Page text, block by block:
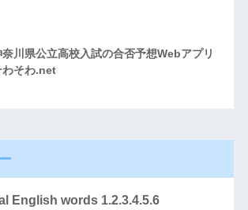
奈川県公立高校入試の合否予想Webアプリ
わそわ.net
English words 1.2.3.4.5.6